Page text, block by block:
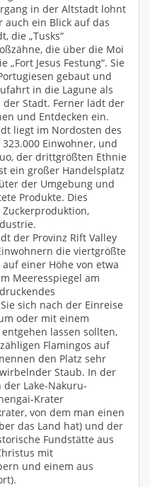
in der Altstadt lohnt
auch ein Blick auf das
die „Tusks“
die über die Moi
„Fort Jesus Festung“. Sie
gebaut und
in die Lagune als
Stadt. Ferner lädt der
und Entdecken ein.
liegt im Nordosten des
Einwohner, und
der drittgrößten Ethnie
ein großer Handelsplatz
der Umgebung und
Produkte. Dies
der Provinz Rift Valley
die viertgrößte
einer Höhe von etwa
Meeresspiegel am
sich nach der Einreise
oder mit einem
lassen sollten,
Flamingos auf
den Platz sehr
Staub. In der
Lake-Nakuru-
Krater
von dem man einen
das Land hat) und der
Fundstätte aus
mit
und einem aus